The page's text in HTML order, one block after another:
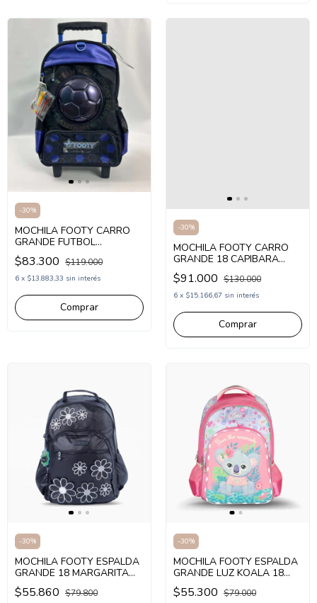
-30%
MOCHILA FOOTY CARRO
GRANDE FUTBOL
CHAMPIONS (FX26461)
$83.300 $119.000
6 x $13.883,33 sin interés
-30%
MOCHILA FOOTY CARRO
GRANDE 18 CAPIBARA
(FX26361)
$91.000 $130.000
6 x $15.166,67 sin interés
-30%
MOCHILA FOOTY ESPALDA
GRANDE 18 MARGARITA
(FX26143)
$55.860 $79.800
-30%
MOCHILA FOOTY ESPALDA
GRANDE LUZ KOALA 18
PULGADAS FUCSIA
(FX2303)
$55.300 $79.000